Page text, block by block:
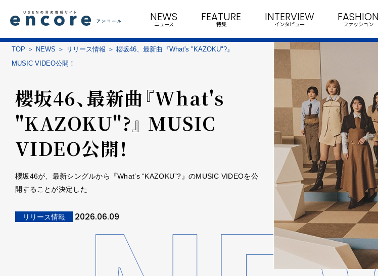
NEWS
ニュース
FEATURE
特集
INTERVIEW
インタビュー
FASHION
ファッション
TOP NEWS リリース情報
櫻坂46、最新曲『What's "KAZOKU"?』
MUSIC VIDEO公開！
櫻坂46、最新曲『What's
"KAZOKU"?』 MUSIC
VIDEO公開！
櫻坂46が、最新シングルから『What’s “KAZOKU”?』のMUSIC VIDEOを公
開することが決定した
リリース情報 2026.06.09